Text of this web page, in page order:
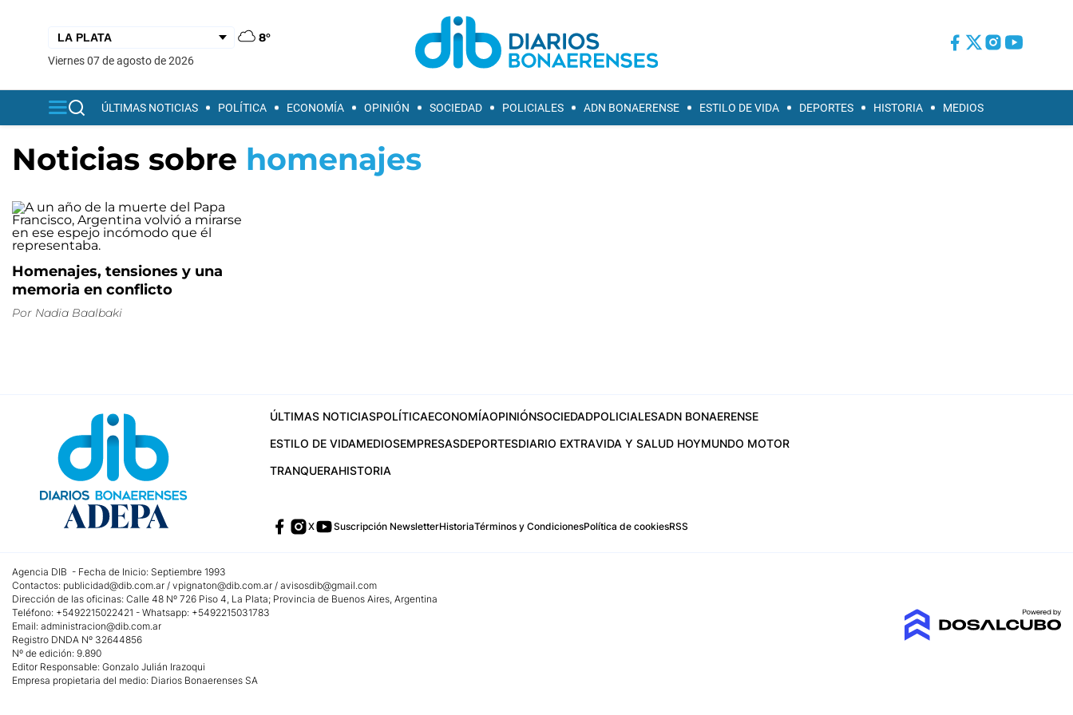
8°
viernes 07 de agosto de 2026
ÚLTIMAS NOTICIAS POLÍTICA ECONOMÍA OPINIÓN SOCIEDAD POLICIALES ADN BONAERENSE ESTILO DE VIDA DEPORTES HISTORIA MEDIOS
Noticias sobre homenajes
Homenajes, tensiones y una
memoria en conflicto
Por Nadia Baalbaki
ÚLTIMAS NOTICIASPOLÍTICAECONOMÍAOPINIÓNSOCIEDADPOLICIALESADN BONAERENSE
ESTILO DE VIDAMEDIOSEMPRESASDEPORTESDIARIO EXTRAVIDA Y SALUD HOYMUNDO MOTOR
TRANQUERAHISTORIA
X Suscripción NewsletterHistoriaTérminos y CondicionesPolítica de cookiesRSS
Agencia DIB - Fecha de Inicio: Septiembre 1993
Contactos: publicidad@dib.com.ar / vpignaton@dib.com.ar / avisosdib@gmail.com
Dirección de las oficinas: Calle 48 Nº 726 Piso 4, La Plata; Provincia de Buenos Aires, Argentina
Teléfono: +5492215022421 - Whatsapp: +5492215031783
Email: administracion@dib.com.ar
Registro DNDA Nº 32644856
Nº de edición: 9.890
Editor Responsable: Gonzalo Julián Irazoqui
Empresa propietaria del medio: Diarios Bonaerenses SA